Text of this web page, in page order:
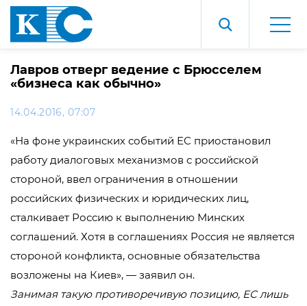
Лавров отверг ведение с Брюсселем
«бизнеса как обычно»
14.04.2016, 07:07
«На фоне украинских событий ЕС приостановил
работу диалоговых механизмов с российской
стороной, ввел ограничения в отношении
российских физических и юридических лиц,
сталкивает Россию к выполнению Минских
соглашений. Хотя в соглашениях Россия не является
стороной конфликта, основные обязательства
возложены на Киев», — заявил он.
Занимая такую противоречивую позицию, ЕС лишь